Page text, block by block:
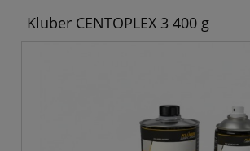
Kluber CENTOPLEX 3 400 g